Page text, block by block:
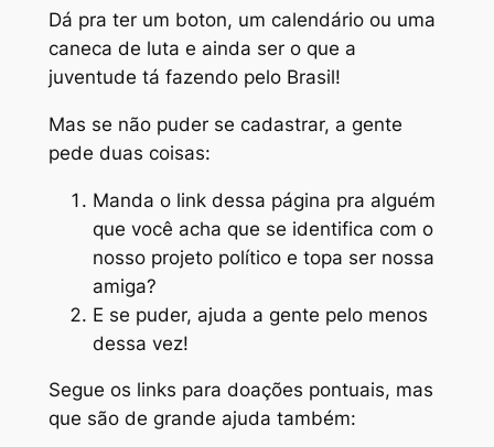
Dá pra ter um boton, um calendário ou uma
caneca de luta e ainda ser o que a
juventude tá fazendo pelo Brasil!
Mas se não puder se cadastrar, a gente
pede duas coisas:
Manda o link dessa página pra alguém
que você acha que se identifica com o
nosso projeto político e topa ser nossa
amiga?
E se puder, ajuda a gente pelo menos
dessa vez!
Segue os links para doações pontuais, mas
que são de grande ajuda também: